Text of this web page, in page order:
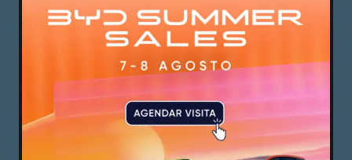
Mais Guimarães I Edição de dezembro de
2025